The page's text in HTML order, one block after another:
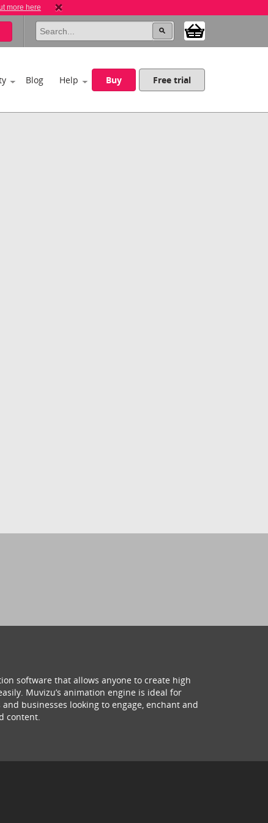
more here
Blog Help Buy Free trial
software that allows anyone to create high
Muvizu’s animation engine is ideal for
businesses looking to engage, enchant and
content.